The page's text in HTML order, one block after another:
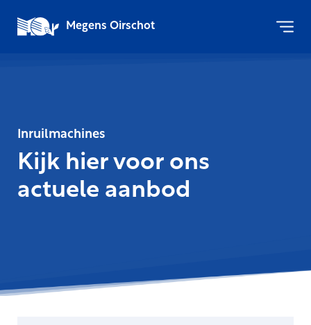
Megens Oirschot
Inruilmachines
Kijk hier voor ons
actuele aanbod